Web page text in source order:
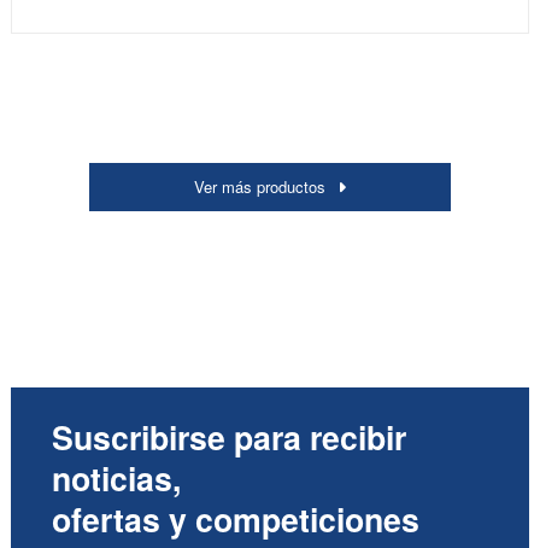
Ver más productos
Suscribirse para recibir
noticias,
ofertas y competiciones